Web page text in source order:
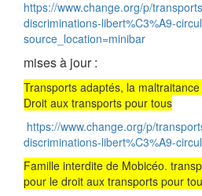
https://www.change.org/p/
discriminations-libert%C3%A9-
source_location=minibar
mises à jour :
Transports adaptés, la
Droit aux transports pour tous
https://www.change.org/p/
discriminations-libert%C3%A9-
Famille interdite de Mobicéo.
pour le droit aux transports pour